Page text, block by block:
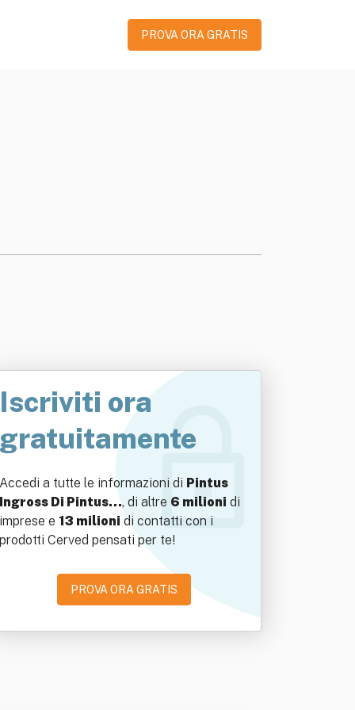
PROVA ORA GRATIS
Iscriviti ora
gratuitamente
Accedi a tutte le informazioni di Pintus
Ingross Di Pintus…, di altre 6 milioni di
imprese e 13 milioni di contatti con i
prodotti Cerved pensati per te!
PROVA ORA GRATIS